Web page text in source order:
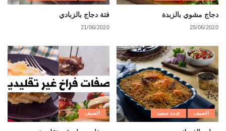
دجاج مشوي بالزبدة
25/06/2020
فتة دجاج بالزبادي
21/06/2020
الصيف عبده سعيد الصيف